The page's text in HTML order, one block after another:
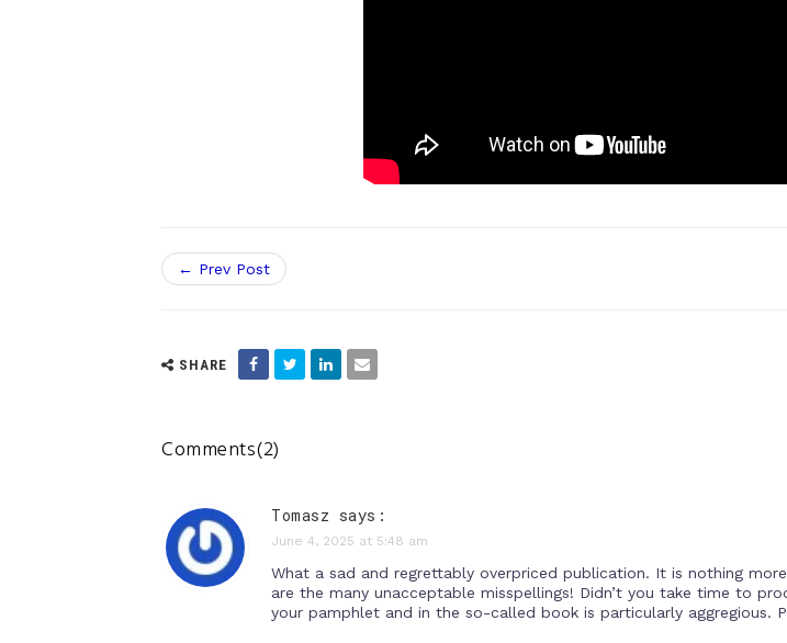
← Prev Post
SHARE
Comments(2)
Tomasz says:
June 4, 2025 at 5:48 am
What a sad and regrettably overpriced publication. It is nothing
are the many unacceptable misspellings! Didn’t you take time to
your pamphlet and in the so-called book is particularly aggregious.